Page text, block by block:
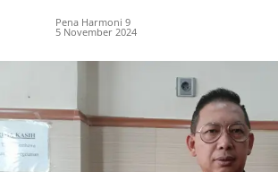
Pena Harmoni 9
5 November 2024